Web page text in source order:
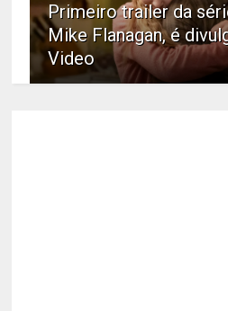
Primeiro trailer da
Mike Flanagan, é
Video